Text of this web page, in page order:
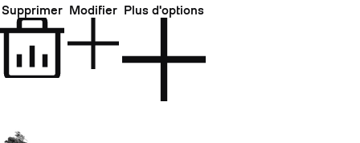
Supprimer Modifier Plus d'options